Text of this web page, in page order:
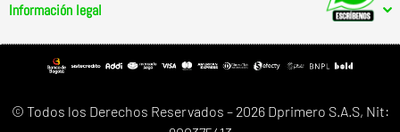
Información legal
© Todos los Derechos Reservados – 2026 Dprimero S.A.S, Nit: